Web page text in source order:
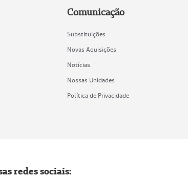
Comunicação
Substituições
Novas Aquisições
Notícias
Nossas Unidades
Política de Privacidade
redes sociais: